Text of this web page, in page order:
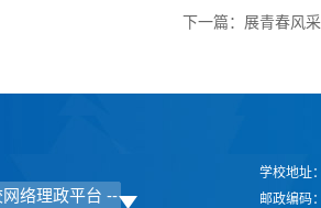
下一篇： 展青春风
学校地址
邮政编码